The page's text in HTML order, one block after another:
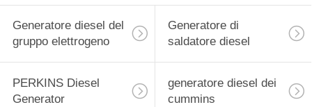
Generatore diesel del
gruppo elettrogeno
Generatore di
saldatore diesel
PERKINS Diesel
Generator
generatore diesel dei
cummins